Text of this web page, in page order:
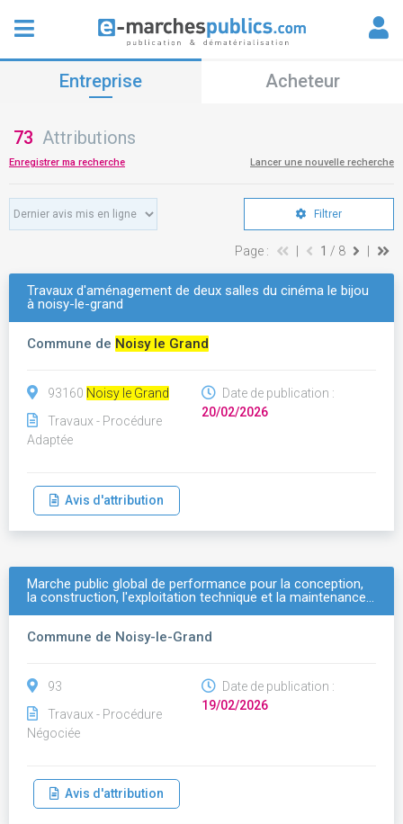
Entreprise Acheteur
73 Attributions
Enregistrer ma recherche Lancer une nouvelle recherche
Filtrer
Page : 1 / 8
Travaux d'aménagement de deux salles du cinéma le bijou
à noisy-le-grand
Commune de Noisy le Grand
93160 Noisy le Grand
Travaux - Procédure
Adaptée
Date de publication :
20/02/2026
Avis d'attribution
Marche public global de performance pour la conception,
la construction, l'exploitation technique et la maintenance…
Commune de Noisy-le-Grand
93
Travaux - Procédure
Négociée
Date de publication :
19/02/2026
Avis d'attribution